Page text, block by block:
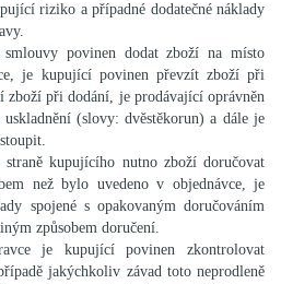
riziko a případné dodatečné náklady
povinen dodat zboží na místo
je kupující povinen převzít zboží při
zboží při dodání, je prodávající oprávněn
(slovy: dvěstěkorun) a dále je
kupujícího nutno zboží doručovat
než bylo uvedeno v objednávce, je
spojené s opakovaným doručováním
způsobem doručení.
je kupující povinen zkontrolovat
jakýchkoliv závad toto neprodleně